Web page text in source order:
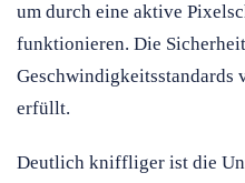
um durch eine aktive
funktionieren. Die
Geschwindigkeitsstandards
erfüllt.
Deutlich kniffliger ist die